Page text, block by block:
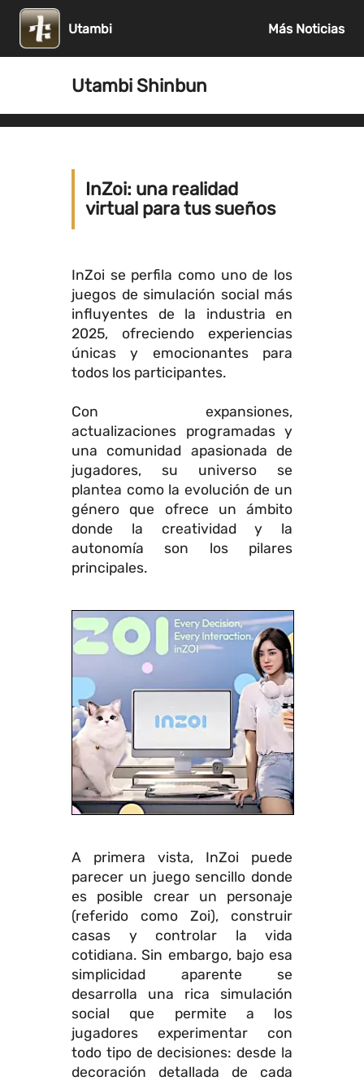
Utambi Más Noticias
Utambi Shinbun
InZoi: una realidad
virtual para tus sueños
InZoi se perfila como uno de los
juegos de simulación social más
influyentes de la industria en
2025, ofreciendo experiencias
únicas y emocionantes para
todos los participantes.
Con expansiones,
actualizaciones programadas y
una comunidad apasionada de
jugadores, su universo se
plantea como la evolución de un
género que ofrece un ámbito
donde la creatividad y la
autonomía son los pilares
principales.
A primera vista, InZoi puede
parecer un juego sencillo donde
es posible crear un personaje
(referido como Zoi), construir
casas y controlar la vida
cotidiana. Sin embargo, bajo esa
simplicidad aparente se
desarrolla una rica simulación
social que permite a los
jugadores experimentar con
todo tipo de decisiones: desde la
decoración detallada de cada